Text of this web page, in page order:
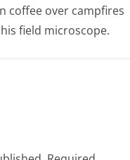
coffee over campfires
field microscope.